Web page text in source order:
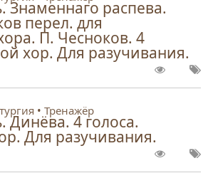
Знаменнаго распева.
перел. для
П. Чесноков. 4
хор. Для разучивания.
Тренажёр
Динёва. 4 голоса.
Для разучивания.